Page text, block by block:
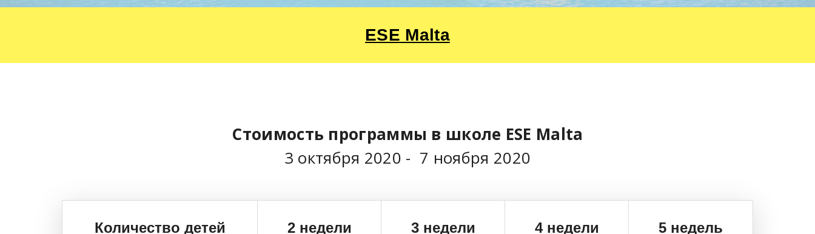
ESE Malta
Стоимость программы в школе ESE Malta
3 октября 2020 - 7 ноября 2020
Количество детей 2 недели 3 недели 4 недели 5 недель